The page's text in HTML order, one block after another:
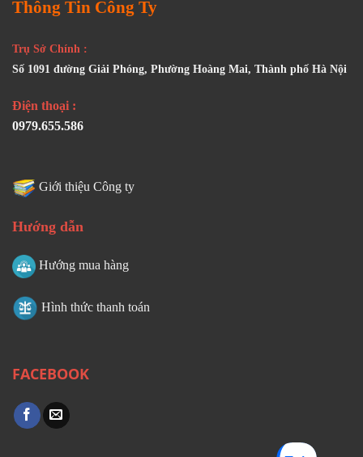
Thông Tin Công Ty
Trụ Sở Chính :
Số 1091 đường Giải Phóng, Phường Hoàng Mai, Thành phố Hà Nội
Điện thoại :
0979.655.586
Giới thiệu Công ty
Hướng dẫn
Hướng mua hàng
Hình thức thanh toán
FACEBOOK